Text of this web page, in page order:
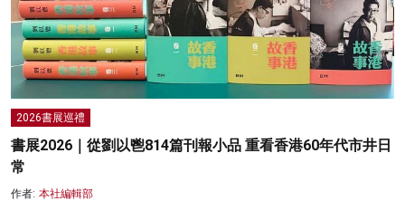
2026書展巡禮
書展2026｜從劉以鬯814篇刊報小品 重看香港60年代市井日
常
作者: 本社編輯部